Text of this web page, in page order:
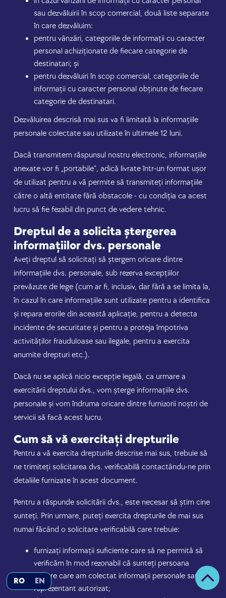
RO EN
sau dezvăluirii în scop comercial, două liste separate
în care dezvăluim:
pentru vânzări, categoriile de informații cu caracter
personal achiziționate de fiecare categorie de
destinatari; și
pentru dezvăluiri în scop comercial, categoriile de
informații cu caracter personal obținute de fiecare
categorie de destinatari.
Dezvăluirea descrisă mai sus va fi limitată la informațiile
personale colectate sau utilizate în ultimele 12 luni.
Dacă transmitem răspunsul nostru electronic, informațiile
anexate vor fi „portabile”, adică livrate într-un format ușor
de utilizat pentru a vă permite să transmiteți informațiile
către o altă entitate fără obstacole - cu condiția ca acest
lucru să fie fezabil din punct de vedere tehnic.
Dreptul de a solicita ștergerea
informațiilor dvs. personale
Aveți dreptul să solicitați să ștergem oricare dintre
informațiile dvs. personale, sub rezerva excepțiilor
prevăzute de lege (cum ar fi, inclusiv, dar fără a se limita la,
în cazul în care informațiile sunt utilizate pentru a identifica
și repara erorile din această aplicație, pentru a detecta
incidente de securitate și pentru a proteja împotriva
activităților frauduloase sau ilegale, pentru a exercita
anumite drepturi etc.).
Dacă nu se aplică nicio excepție legală, ca urmare a
exercitării dreptului dvs., vom șterge informațiile dvs.
personale și vom îndruma oricare dintre furnizorii noștri de
servicii să facă acest lucru.
Cum să vă exercitați drepturile
Pentru a vă exercita drepturile descrise mai sus, trebuie să
ne trimiteți solicitarea dvs. verificabilă contactându-ne prin
detaliile furnizate în acest document.
Pentru a răspunde solicitării dvs., este necesar să știm cine
sunteți. Prin urmare, puteți exercita drepturile de mai sus
numai făcând o solicitare verificabilă care trebuie:
furnizați informații suficiente care să ne permită să
verificăm în mod rezonabil că sunteți persoana
despre care am colectat informații personale sau un
reprezentant autorizat;